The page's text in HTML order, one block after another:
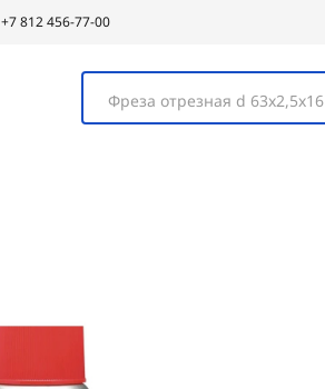
+7 812 456-77-00
Фреза отрезная d 63х2,5х16